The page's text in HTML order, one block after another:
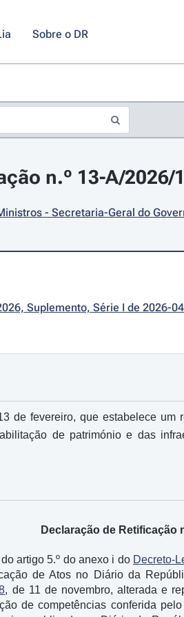
Sobre o DR
n.º 13-A/2026/
- Secretaria-Geral do
Suplemento, Série I de 2026-
de fevereiro, que estabelece um
de património e das
Declaração de Retificação
artigo 5.º do anexo i do Decreto-
de Atos no Diário da
, de 11 de novembro, alterada e
de competências conferida pelo